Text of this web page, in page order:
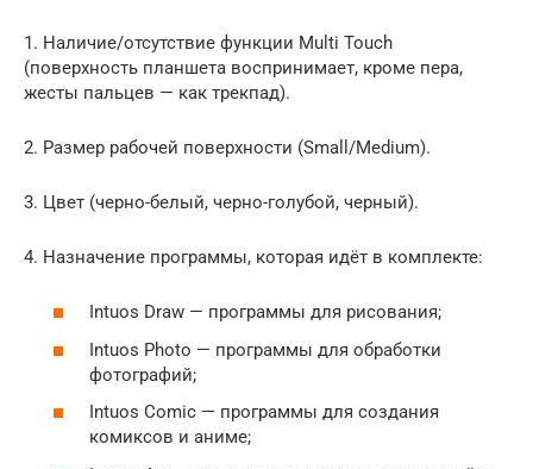
1. Наличие/отсутствие функции Multi Touch
(поверхность планшета воспринимает, кроме пера,
жесты пальцев — как трекпад).
2. Размер рабочей поверхности (Small/Medium).
3. Цвет (черно-белый, черно-голубой, черный).
4. Назначение программы, которая идёт в комплекте:
Intuos Draw — программы для рисования;
Intuos Photo — программы для обработки
фотографий;
Intuos Comic — программы для создания
комиксов и аниме;